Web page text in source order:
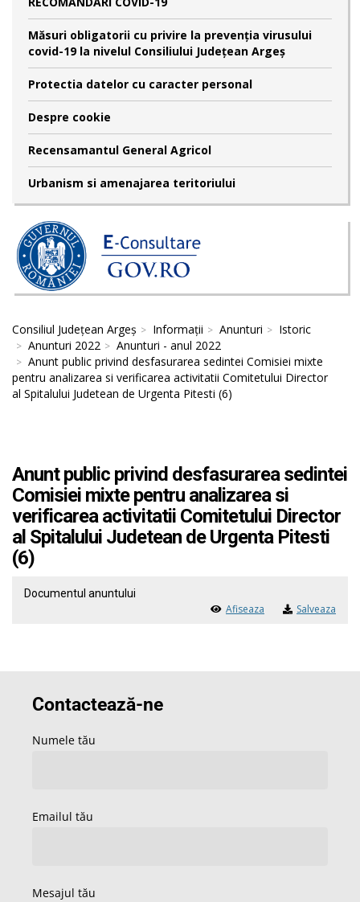
Măsuri obligatorii cu privire la prevenția virusului
covid-19 la nivelul Consiliului Județean Argeș
Protectia datelor cu caracter personal
Despre cookie
Recensamantul General Agricol
Urbanism si amenajarea teritoriului
Consiliul Județean Argeș Informații Anunturi
Istoric
Anunturi 2022
Anunturi - anul 2022
Anunt public privind desfasurarea sedintei Comisiei mixte
pentru analizarea si verificarea activitatii Comitetului Director
al Spitalului Judetean de Urgenta Pitesti (6)
Anunt public privind desfasurarea sedintei
Comisiei mixte pentru analizarea si
verificarea activitatii Comitetului Director
al Spitalului Judetean de Urgenta Pitesti
(6)
Documentul anuntului
Afiseaza Salveaza